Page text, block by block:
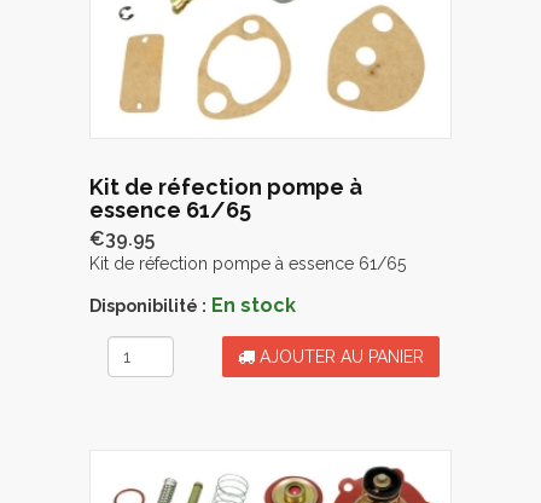
Kit de réfection pompe à
essence 61/65
€39.95
Kit de réfection pompe à essence 61/65
Disponibilité : En stock
AJOUTER AU PANIER